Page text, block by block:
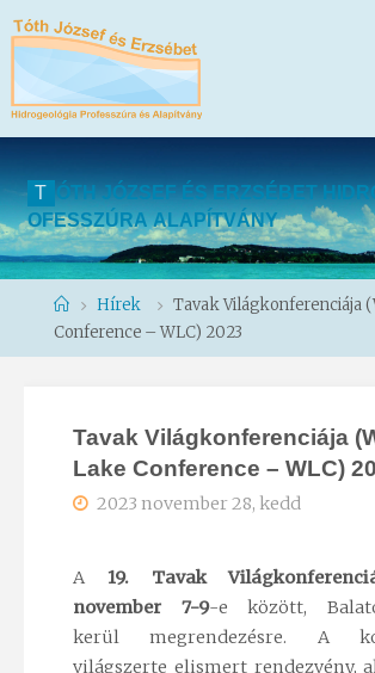
T ÓT H J ÓZS E F ÉS E RZSÉ BET H DR
OFESSZÚ RA ALAPÍTVÁNY
HomeHírek
Tavak Világkonferenciája
Conference – WLC) 2023
Tavak Világkonferenciája
Lake Conference – WLC)
2023 november 28, kedd
A 19. Tavak
november 7-9-e között,
kerül megrendezésre. A
világszerte elismert rendezvény,